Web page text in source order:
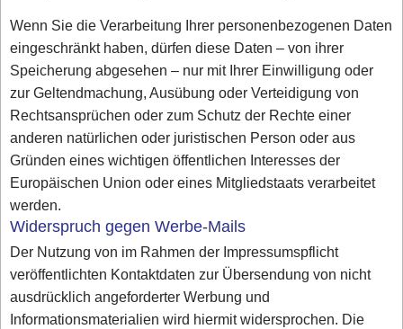
Wenn Sie die Verarbeitung Ihrer personenbezogenen Daten
eingeschränkt haben, dürfen diese Daten – von ihrer
Speicherung abgesehen – nur mit Ihrer Einwilligung oder
zur Geltendmachung, Ausübung oder Verteidigung von
Rechtsansprüchen oder zum Schutz der Rechte einer
anderen natürlichen oder juristischen Person oder aus
Gründen eines wichtigen öffentlichen Interesses der
Europäischen Union oder eines Mitgliedstaats verarbeitet
werden.
Widerspruch gegen Werbe-Mails
Der Nutzung von im Rahmen der Impressumspflicht
veröffentlichten Kontaktdaten zur Übersendung von nicht
ausdrücklich angeforderter Werbung und
Informationsmaterialien wird hiermit widersprochen. Die